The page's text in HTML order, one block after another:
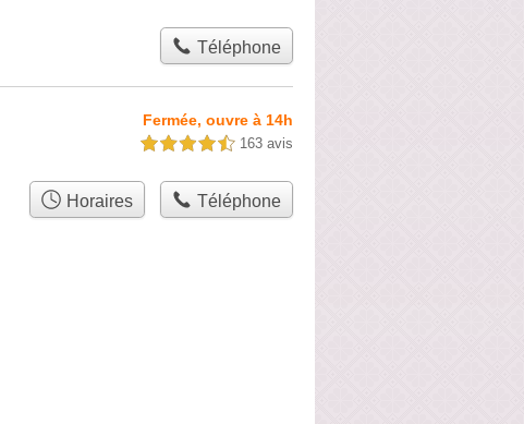
Téléphone
Fermée, ouvre à 14h
4,5 étoiles sur 5 163 avis
Horaires Téléphone